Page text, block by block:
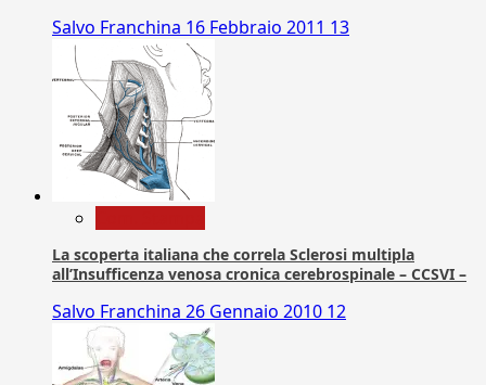
Salvo Franchina 16 Febbraio 2011 13
La scoperta italiana che correla Sclerosi multipla
all’Insufficenza venosa cronica cerebrospinale – CCSVI –
Salvo Franchina 26 Gennaio 2010 12